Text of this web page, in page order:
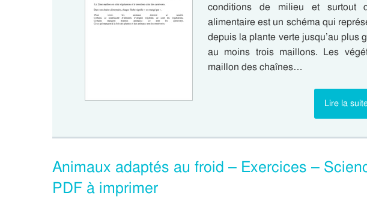
conditions de milieu et surtout
alimentaire est un schéma qui
depuis la plante verte jusqu’au plus
au moins trois maillons. Les
maillon des chaînes…
Lire la
Animaux adaptés au froid – Exercices –
PDF à imprimer